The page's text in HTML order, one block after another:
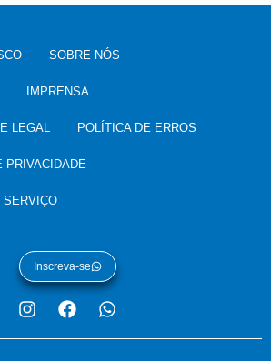
SOBRE NÓS
IMPRENSA
LEGAL POLÍTICA DE ERROS
PRIVACIDADE
SERVIÇO
Inscreva-se